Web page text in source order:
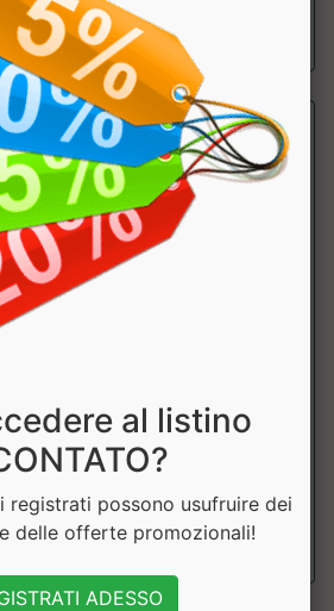
da € 19.80
sconto 10%
Pro series P4
rivestiti in semipelle premium,
per resistere a urti e...
da € 68.85
al listino
registrati possono usufruire dei
delle offerte promozionali!
ADESSO